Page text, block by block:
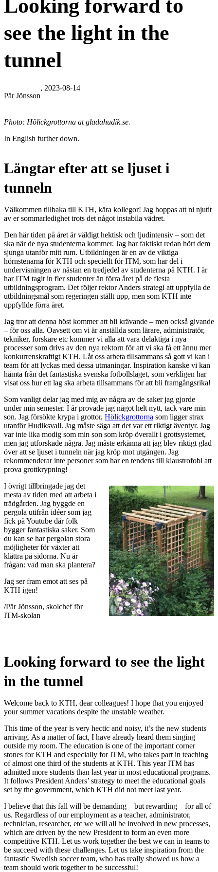
Looking forward to
see the light in the
tunnel
Pär Jönsson
, 2023-08-14
Photo: Hölickgrottorna at gladahudik.se.
In English further down.
Längtar efter att se ljuset i
tunneln
Välkommen tillbaka till KTH, kära kollegor! Jag hoppas att ni njutit
av er sommarledighet trots det något instabila vädret.
Den här tiden på året är väldigt hektisk och ljudintensiv – som det
ska när de nya studenterna kommer. Jag har faktiskt redan hört dem
sjunga utanför mitt rum. Utbildningen är en av de viktiga
hörnstenarna för KTH och speciellt för ITM, som har del i
undervisningen av nästan en tredjedel av studenterna på KTH. I år
har ITM tagit in fler studenter än förra året på de flesta
utbildningsprogram. Det följer rektor Anders strategi att uppfylla de
utbildningsmål som regeringen ställt upp, men som KTH inte
uppfyllde förra året.
Jag tror att denna höst kommer att bli krävande – men också givande
– för oss alla. Oavsett om vi är anställda som lärare, administratör,
tekniker, forskare etc kommer vi alla att vara delaktiga i nya
processer som drivs av den nya rektorn för att vi ska få ett ännu mer
konkurrenskraftigt KTH. Låt oss arbeta tillsammans så gott vi kan i
team för att lyckas med dessa utmaningar. Inspiration kanske vi kan
hämta från det fantastiska svenska fotbollslaget, som verkligen har
visat oss hur ett lag ska arbeta tillsammans för att bli framgångsrika!
Som vanligt delar jag med mig av några av de saker jag gjorde
under min semester. I år provade jag något helt nytt, tack vare min
son. Jag försökte krypa i grottor, Hölickgrottorna som ligger strax
utanför Hudiksvall. Jag måste säga att det var ett riktigt äventyr. Jag
var inte lika modig som min son som kröp överallt i grottsystemet,
men jag utforskade några. Jag måste erkänna att jag blev riktigt glad
över att se ljuset i tunneln när jag kröp mot utgången. Jag
rekommenderar inte personer som har en tendens till klaustrofobi att
prova grottkrypning!
I övrigt tillbringade jag det
mesta av tiden med att arbeta i
trädgården. Jag byggde en
pergola utifrån idéer som jag
fick på Youtube där folk
bygger fantastiska saker. Som
du kan se har pergolan stora
möjligheter för växter att
klättra på sidorna. Nu är
frågan: vad man ska plantera?
Jag ser fram emot att ses på
KTH igen!
/Pär Jönsson, skolchef för
ITM-skolan
Looking forward to see the light
in the tunnel
Welcome back to KTH, dear colleagues! I hope that you enjoyed
your summer vacations despite the unstable weather.
This time of the year is very hectic and noisy, it’s the new students
arriving. As a matter of fact, I have already heard them singing
outside my room. The education is one of the important corner
stones for KTH and especially for ITM, who takes part in teaching
of almost one third of the students at KTH. This year ITM has
admitted more students than last year in most educational programs.
It follows President Anders’ strategy to meet the educational goals
set by the government, which KTH did not meet last year.
I believe that this fall will be demanding – but rewarding – for all of
us. Regardless of our employment as a teacher, administrator,
technician, researcher, etc we will all be involved in new processes,
which are driven by the new President to form an even more
competitive KTH. Let us work together the best we can in teams to
be succeed with these challenges. Let us take inspiration from the
fantastic Swedish soccer team, who has really showed us how a
team should work together to be successful!